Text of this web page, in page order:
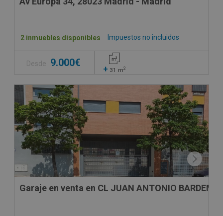
Impuestos no incluidos
2 inmuebles disponibles
Desde 9.000€
+ 31 m2
VPO
Garaje en venta en CL JUAN ANTONIO BARDEM, -